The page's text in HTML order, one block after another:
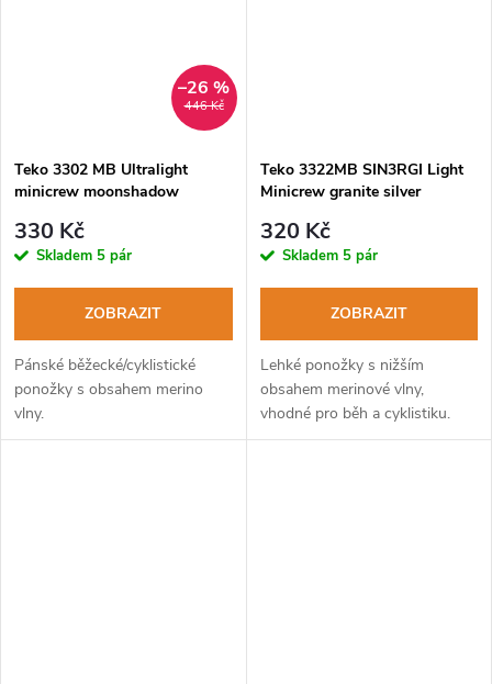
446 Kč
–26 %
Teko 3302 MB Ultralight
minicrew moonshadow
330 Kč
Skladem 5 pár
ZOBRAZIT
Pánské běžecké/cyklistické
ponožky s obsahem merino
vlny.
Teko 3322MB SIN3RGI Light
Minicrew granite silver
320 Kč
Skladem 5 pár
ZOBRAZIT
Lehké ponožky s nižším
obsahem merinové vlny,
vhodné pro běh a cyklistiku.